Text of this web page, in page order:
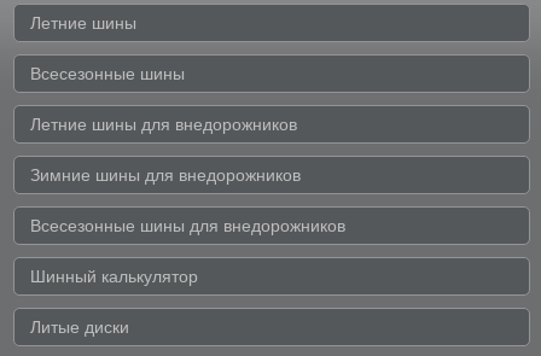
Летние шины
Всесезонные шины
Летние шины для внедорожников
Зимние шины для внедорожников
Всесезонные шины для внедорожников
Шинный калькулятор
Литые диски